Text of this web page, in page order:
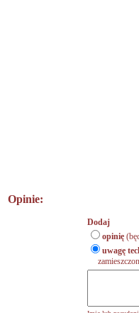
Opinie:
Dodaj
opinię
uwagę